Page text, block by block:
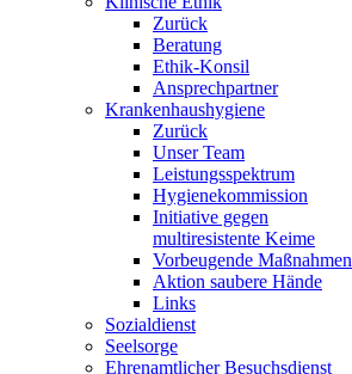
Zurück
Beratung
Ethik-Konsil
Ansprechpartner
Krankenhaushygiene
Zurück
Unser Team
Leistungsspektrum
Hygienekommission
Initiative gegen
multiresistente Keime
Vorbeugende Maßnahmen
Aktion saubere Hände
Links
Sozialdienst
Seelsorge
Ehrenamtlicher Besuchsdienst